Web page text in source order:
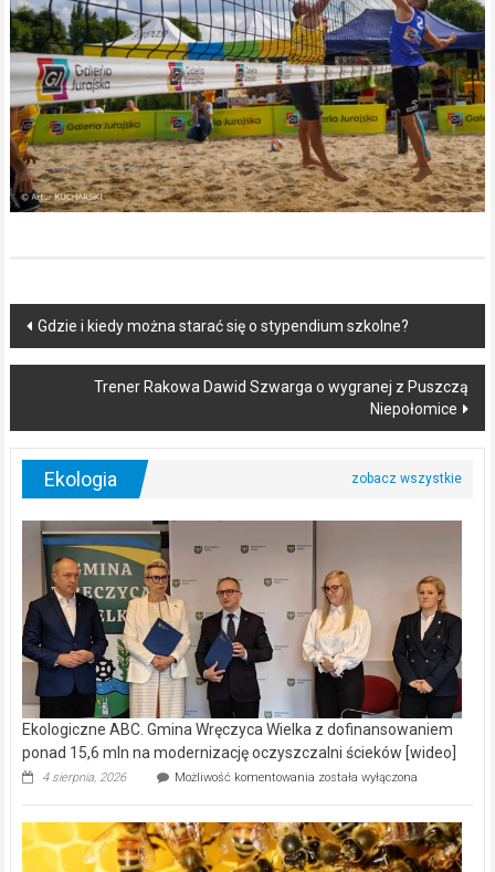
Post
navigation
Gdzie i kiedy można starać się o stypendium szkolne?
Trener Rakowa Dawid Szwarga o wygranej z Puszczą
Niepołomice
Ekologia
Ekologiczne ABC. Gmina Wręczyca Wielka z dofinansowaniem
ponad 15,6 mln na modernizację oczyszczalni ścieków [wideo]
4 sierpnia, 2026
dofinansowaniem
ponad
15,6
mln
na
modernizację
oczyszczalni
ścieków
[wideo]
Ekologiczne ABC. Pszczoły – prawdziwy skarb natury [wideo]
Ekologiczne
ABC.
Pszczoły
–